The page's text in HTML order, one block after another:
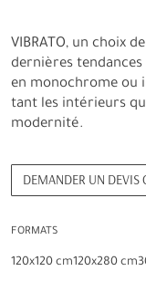
VIBRATO, un choix
dernières
en monochrome ou
tant les intérieurs
modernité.
DEMANDER UN DEVIS
FORMATS
120x120 cm 120x280 cm